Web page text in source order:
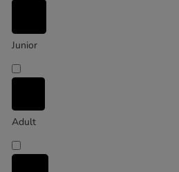
Junior
Adult